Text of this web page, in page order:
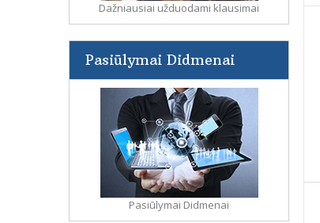
Dažniausiai užduodami klausimai
Pasiūlymai Didmenai
Pasiūlymai Didmenai